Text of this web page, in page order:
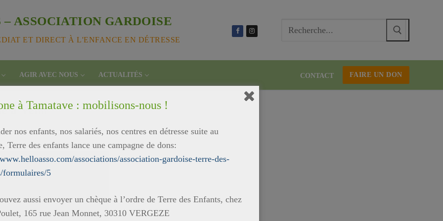
ASSOCIATION GARDOISE
ET DIRECT À L'ENFANCE EN DÉTRESSE
AGIR AVEC NOUS ACTUALITÉS CONTACT FAIRE UN DON
à Venir"
à Tamatave : mobilisons-nous !
nos enfants, nos salariés, nos centres en détresse suite au
Terre des enfants lance une campagne de dons:
associations/association-gardoise-terre-des-
formulaires/5
aussi envoyer un chèque à l’ordre de Terre des Enfants, chez
165 rue Jean Monnet, 30310 VERGEZE